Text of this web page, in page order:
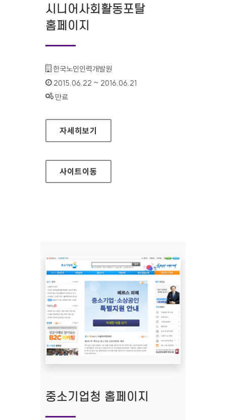
시니어사회활동포탈
홈페이지
기관명 :
한국노인인력개발원
인증기간 :
2015.06.22 ~ 2016.06.21
상태 :
만료
100세누리 시니어사회활동포탈 홈페이지
자세히보기
사이트이동
중소기업청 홈페이지